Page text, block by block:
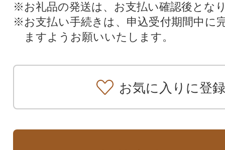
※お礼品の発送は、お支払い確認後とな
※お支払い手続きは、申込受付期間中に
ますようお願いいたします。
お気に入りに登録